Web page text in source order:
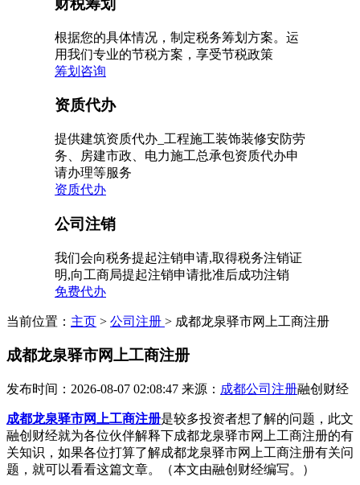
财税筹划
根据您的具体情况，制定税务筹划方案。运
用我们专业的节税方案，享受节税政策
筹划咨询
资质代办
提供建筑资质代办_工程施工装饰装修安防劳
务、房建市政、电力施工总承包资质代办申
请办理等服务
资质代办
公司注销
我们会向税务提起注销申请,取得税务注销证
明,向工商局提起注销申请批准后成功注销
免费代办
当前位置： 主页 > 公司注册 > 成都龙泉驿市网上工商注册
成都龙泉驿市网上工商注册
发布时间：2026-08-07 02:08:47 来源： 成都公司注册融创财经
成都龙泉驿市网上工商注册是较多投资者想了解的问题，此文
融创财经就为各位伙伴解释下成都龙泉驿市网上工商注册的有
关知识，如果各位打算了解成都龙泉驿市网上工商注册有关问
题，就可以看看这篇文章。（本文由融创财经编写。）